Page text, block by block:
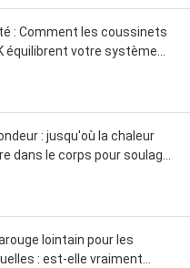
: Comment les coussinets
équilibrent votre système
: jusqu'où la chaleur
dans le corps pour soulager
lointain pour les
: est-elle vraiment